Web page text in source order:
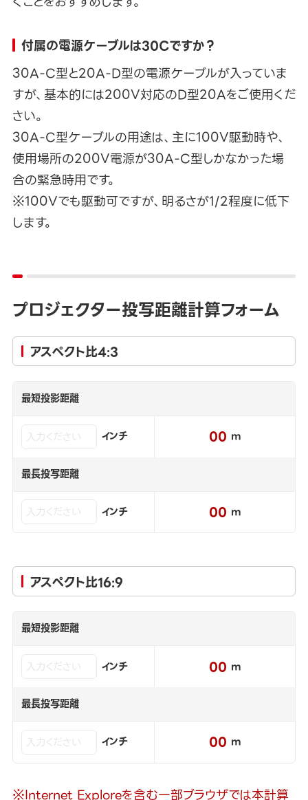
付属の電源ケーブルは30Cですか？
30A-C型と20A-D型の電源ケーブルが入っていま
すが、基本的には200V対応のD型20Aをご使用くだ
さい。
30A-C型ケーブルの用途は、主に100V駆動時や、
使用場所の200V電源が30A-C型しかなかった場
合の緊急時用です。
※100Vでも駆動可ですが、明るさが1/2程度に低下
します。
プロジェクター投写距離計算フォーム
アスペクト比4:3
最短投影距離
インチ 00 m
最長投写距離
インチ 00 m
アスペクト比16:9
最短投影距離
インチ 00 m
最長投写距離
インチ 00 m
※Internet Exploreを含む一部ブラウザでは本計算